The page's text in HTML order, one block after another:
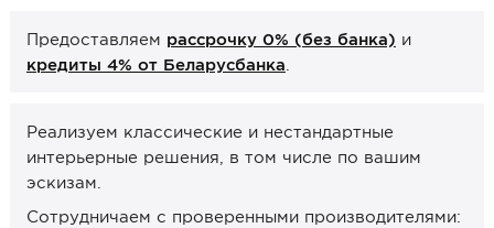
Замер
Монтаж
Оплата
Предоставляем рассрочку 0% (без банка) и
кредиты 4% от Беларусбанка
Реализуем классические и нестандартные
интерьерные решения, в том числе по вашим
эскизам.
Сотрудничаем с проверенными производителями: